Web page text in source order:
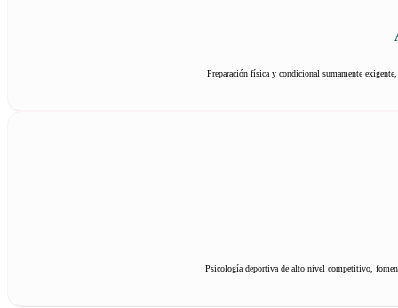
Preparación física y condicional sumamente
Psicología deportiva de alto nivel competitivo,